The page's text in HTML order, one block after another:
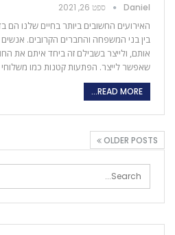
Daniel ספט 26, 2021
האירועים החשובים ביותר בחיים שלנו
בין בני המשפחה והחברים הקרובים.
אותם, ולייצר בשבילם זה ביחד איתם את
שאפשר לייצר. הפתעות קטנות כמו
READ MORE...
OLDER POSTS